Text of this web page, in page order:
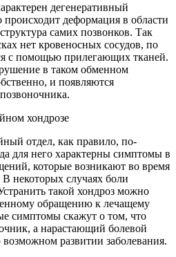
дегенеративный
происходит деформация в области
самих позвонков. Так
нет кровеносных сосудов, по
с помощью прилегающих тканей.
в таком обменном
и появляются
отдел, как правило, по-
для него характерны симптомы в
которые возникают во время
некоторых случаях боли
такой хондроз можно
обращению к лечащему
симптомы скажут о том, что
а нарастающий болевой
возможном развитии заболевания.